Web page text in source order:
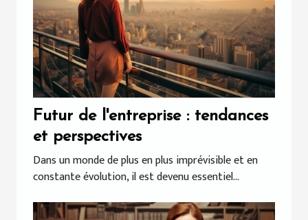
Futur de l'entreprise : tendances
et perspectives
Dans un monde de plus en plus imprévisible et en
constante évolution, il est devenu essentiel...